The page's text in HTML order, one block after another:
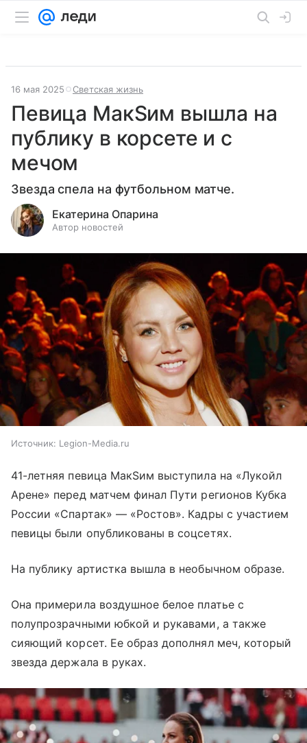
16 мая 2025 Светская жизнь
Певица МакSим вышла на
публику в корсете и с
мечом
Звезда спела на футбольном матче.
Екатерина Опарина
Автор новостей
Источник: Legion-Media.ru
41-летняя певица МакSим выступила на «Лукойл
Арене» перед матчем финал Пути регионов Кубка
России «Спартак» — «Ростов». Кадры с участием
певицы были опубликованы в соцсетях.
На публику артистка вышла в необычном образе.
Она примерила воздушное белое платье с
полупрозрачными юбкой и рукавами, а также
сияющий корсет. Ее образ дополнял меч, который
звезда держала в руках.